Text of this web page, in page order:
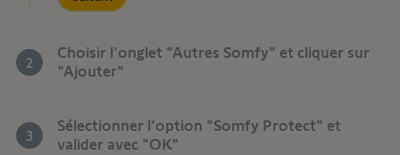
2
Choisir l'onglet "Autres Somfy" et cliquer sur
"Ajouter"
3
Sélectionner l'option "Somfy Protect" et
valider avec "OK"